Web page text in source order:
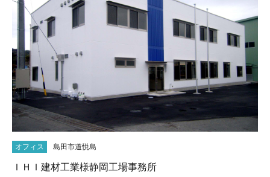
オフィス 島田市道悦島
ＩＨＩ建材工業様静岡工場事務所